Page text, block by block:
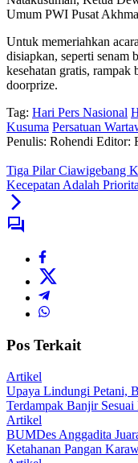
Umum PWI Pusat
Untuk memeriahkan
disiapkan, seperti senam
kesehatan gratis, rampak
doorprize.
Tag: Hari Pers Nasional
Kusuma Persatuan
Penulis: Rohendi Editor:
Tiga Pilar Ciawigebang
Kecepatan Adalah
Pos Terkait
Artikel
Upaya Lindungi Petani,
Terdampak Banjir Sesuai
Artikel
BUMDes Anggadita
Ketahanan Pangan